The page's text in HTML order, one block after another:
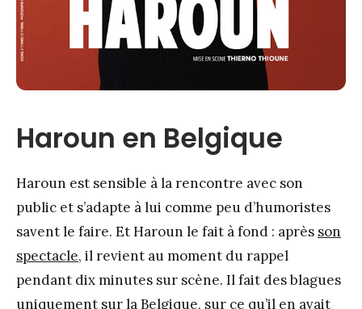
Haroun en Belgique
Haroun est sensible à la rencontre avec son
public et s’adapte à lui comme peu d’humoristes
savent le faire. Et Haroun le fait à fond : après son
spectacle, il revient au moment du rappel
pendant dix minutes sur scène. Il fait des blagues
uniquement sur la Belgique, sur ce qu’il en avait